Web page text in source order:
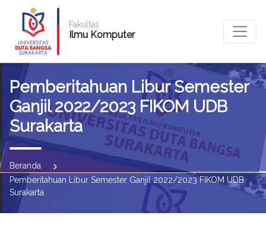
Fakultas
Ilmu Komputer
Pemberitahuan Libur Semester
Ganjil 2022/2023 FIKOM UDB
Surakarta
Beranda
Pemberitahuan Libur Semester Ganjil 2022/2023 FIKOM UDB
Surakarta